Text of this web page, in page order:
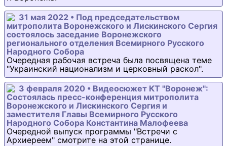
31 мая 2022 • Под председательством
митрополита Воронежского и Лискинского Сергия
состоялось заседание Воронежского
регионального отделения Всемирного Русского
Народного Собора
Очередная рабочая встреча была посвящена теме
"Украинский национализм и церковный раскол".
3 февраля 2020 • Видеосюжет КТ "Воронеж":
Состоялась пресс-конференция митрополита
Воронежского и Лискинского Сергия и
заместителя Главы Всемирного Русского
Народного Собора Константина Малофеева
Очередной выпуск программы "Встречи с
Архиереем" смотрите на этой странице.